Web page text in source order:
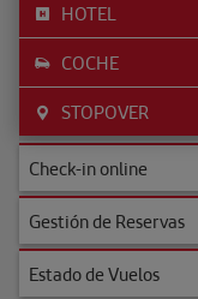
HOTEL
COCHE
STOPOVER
Check-in online
Gestión de Reservas
Estado de Vuelos